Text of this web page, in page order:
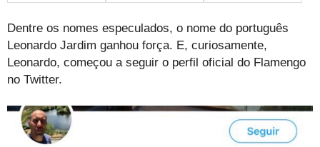
Dentre os nomes especulados, o nome do português
Leonardo Jardim ganhou força. E, curiosamente,
Leonardo, começou a seguir o perfil oficial do Flamengo
no Twitter.